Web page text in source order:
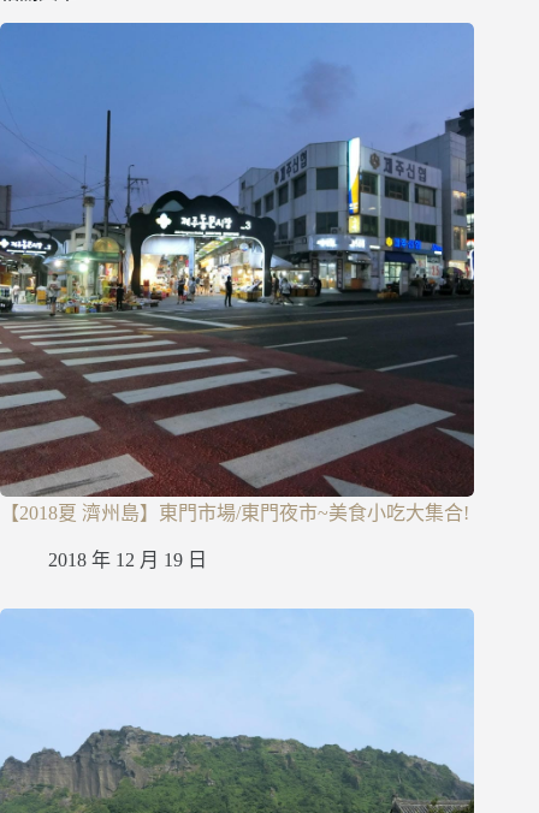
【2018夏 濟州島】東門市場/東門夜市~美食小吃大集合!
2018 年 12 月 19 日